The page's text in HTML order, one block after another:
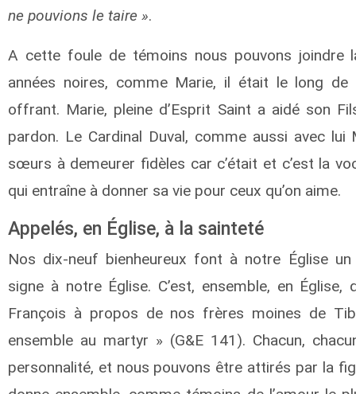
ne pouvions le taire ».
A cette foule de témoins nous pouvons joindre
années noires, comme Marie, il était le long de
offrant. Marie, pleine d’Esprit Saint a aidé son
pardon. Le Cardinal Duval, comme aussi avec
sœurs à demeurer fidèles car c’était et c’est la
qui entraîne à donner sa vie pour ceux qu’on aime.
Appelés, en Église, à la sainteté
Nos dix-neuf bienheureux font à notre Église
signe à notre Église. C’est, ensemble, en
François à propos de nos frères moines de
ensemble au martyr » (G&E 141). Chacun,
personnalité, et nous pouvons être attirés par la